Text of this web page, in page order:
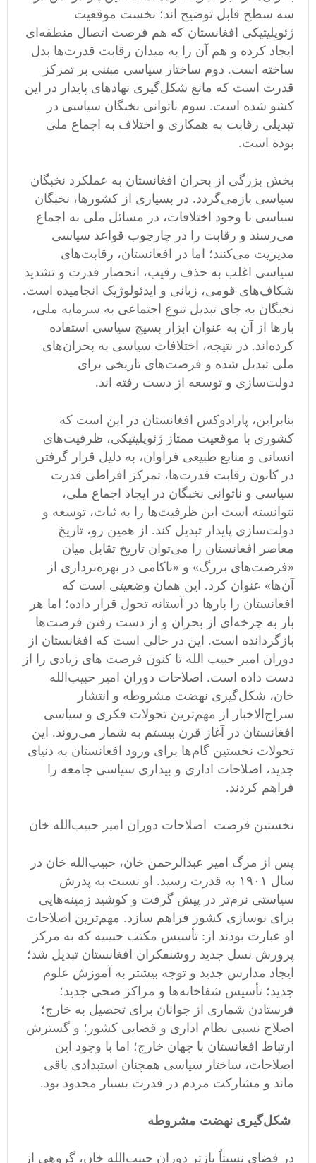
سه سطح قابل توضیح اند؛ نخست موقعیت
ژئوپلیتیکی افغانستان که هم فرصت اتصال منطقه‌ای
ایجاد کرده و هم آن را به میدان رقابت قدرت‌ها بدل
ساخته است. دوم ساختار سیاسی مبتنی بر تمرکز
قدرت است که مانع شکل‌گیری نهادهای پایدار در این
کشو شده است. سوم ناتوانی نخبگان سیاسی در
تبدیلی رقابت به همکاری و اختلاف به اجماع ملی
بوده است.
بخش بزرگی از بحران افغانستان به عملکرد نخبگان
سیاسی بازمی‌گردد. در بسیاری از کشورها، نخبگان
سیاسی با وجود اختلافات، در مسائل ملی به اجماع
می‌رسند و رقابت را در چارچوب قواعد سیاسی
مدیریت می‌کنند؛ اما در افغانستان، رقابت‌های
سیاسی اغلب به حذف رقیب، انحصار قدرت و تشدید
شکاف‌های قومی، زبانی و ایدئولوژیک انجامیده است.
نخبگان به جای تبدیل تنوع اجتماعی به سرمایه ملی،
بارها از آن به عنوان ابزار بسیج سیاسی استفاده
کرده‌اند. در نتیجه، اختلافات سیاسی به بحران‌های
ملی تبدیل شده و فرصت‌های تاریخی برای
دولت‌سازی و توسعه از دست رفته اند.
بنابراین، پارادوکس افغانستان در این است که
کشوری با موقعیت ممتاز ژئوپلیتیکی، ظرفیت‌های
انسانی و منابع طبیعی فراوان، به دلیل قرار گرفتن
در کانون رقابت قدرت‌ها، تمرکز افراطی قدرت
سیاسی و ناتوانی نخبگان در ایجاد اجماع ملی،
نتوانسته است این ظرفیت‌ها را به ثبات، توسعه و
دولت‌سازی پایدار تبدیل کند. از همین رو، تاریخ
معاصر افغانستان را می‌توان تاریخ تقابل میان
«فرصت‌های بزرگ» و «ناکامی در بهره‌برداری از
آن‌ها» عنوان کرد. این همان وضعیتی است که
افغانستان را بارها در آستانه تحول قرار داده؛ اما هر
بار به چرخه‌ای از بحران و از دست رفتن فرصت‌ها
بازگردانده است. این در حالی است که افغانستان از
دوران امیر حبیب الله تا کنون فرصت های زیادی را از
دست داده است. اصلاحات دوران امیر حبیب‌الله
خان، شکل‌گیری نهضت مشروطه و انتشار
سراج‌الاخبار از مهم‌ترین تحولات فکری و سیاسی
افغانستان در آغاز قرن بیستم به شمار می‌روند. این
تحولات نخستین گام‌ها برای ورود افغانستان به دنیای
جدید، اصلاحات اداری و بیداری سیاسی جامعه را
فراهم کردند.
نخستین فرصت اصلاحات دوران امیر حبیب‌الله خان
پس از مرگ امیر عبدالرحمن خان، حبیب‌الله خان در
سال ۱۹۰۱ به قدرت رسید. او نسبت به پدرش
سیاستی نرم‌تر در پیش گرفت و کوشید زمینه‌هایی
برای نوسازی کشور فراهم سازد. مهم‌ترین اصلاحات
او عبارت بودند از: تأسیس مکتب حبیبیه که به مرکز
پرورش نسل جدید روشنفکران افغانستان تبدیل شد؛
ایجاد مدارس جدید و توجه بیشتر به آموزش علوم
جدید؛ تأسیس شفاخانه‌ها و مراکز صحی جدید؛
فرستادن شماری از جوانان برای تحصیل به خارج؛
اصلاح نسبی نظام اداری و قضایی کشور؛ و گسترش
ارتباط افغانستان با جهان خارج؛ اما با وجود این
اصلاحات، ساختار سیاسی همچنان استبدادی باقی
ماند و مشارکت مردم در قدرت بسیار محدود بود.
شکل‌گیری نهضت مشروطه
در فضای نسبتاً بازتر دوران حبیب‌الله خان، گروهی از